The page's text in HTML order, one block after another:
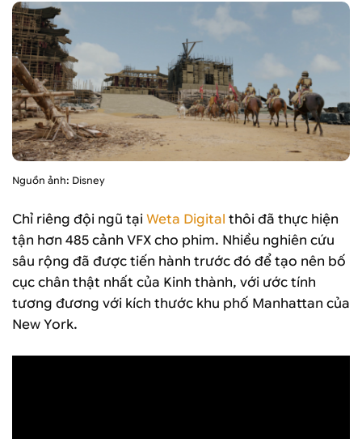
Nguồn ảnh: Disney
Chỉ riêng đội ngũ tại Weta Digital thôi đã thực hiện
tận hơn 485 cảnh VFX cho phim. Nhiều nghiên cứu
sâu rộng đã được tiến hành trước đó để tạo nên bố
cục chân thật nhất của Kinh thành, với ước tính
tương đương với kích thước khu phố Manhattan của
New York.